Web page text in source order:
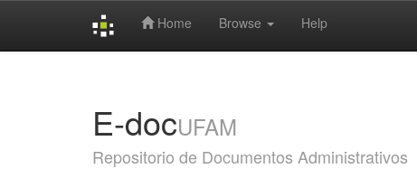
Home Browse Help
E-docUFAM
Repositorio de Documentos Administrativos